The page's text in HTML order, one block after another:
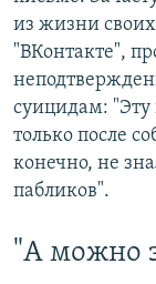
из жизни своих
"ВКонтакте",
суицидам: "Эту
только после
конечно, не
пабликов".
"А можно